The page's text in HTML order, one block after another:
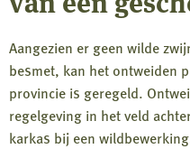
Aangezien er geen wilde
besmet, kan het ontweiden
provincie is geregeld.
regelgeving in het veld
karkas bij een